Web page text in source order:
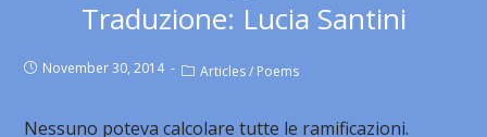
Traduzione: Lucia Santini
November 30, 2014 Articles / Poems
Nessuno poteva calcolare tutte le ramificazioni.